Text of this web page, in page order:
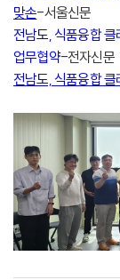
맞손-서울신문
전남도, 식품융합
업무협약-전자신문
전남도, 식품융합